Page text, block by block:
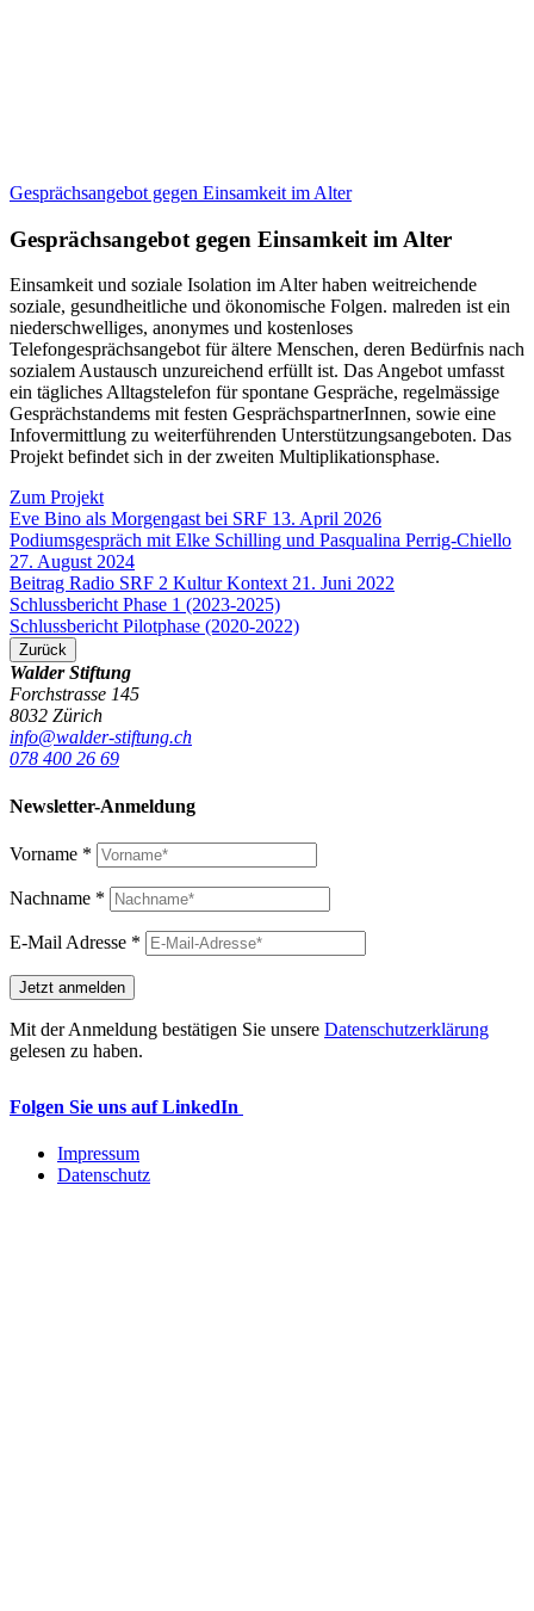
Gesprächsangebot gegen Einsamkeit im Alter
Gesprächsangebot gegen Einsamkeit im Alter
Einsamkeit und soziale Isolation im Alter haben weitreichende
soziale, gesundheitliche und ökonomische Folgen. malreden ist ein
niederschwelliges, anonymes und kostenloses
Telefongesprächsangebot für ältere Menschen, deren Bedürfnis nach
sozialem Austausch unzureichend erfüllt ist. Das Angebot umfasst
ein tägliches Alltagstelefon für spontane Gespräche, regelmässige
Gesprächstandems mit festen GesprächspartnerInnen, sowie eine
Infovermittlung zu weiterführenden Unterstützungsangeboten. Das
Projekt befindet sich in der zweiten Multiplikationsphase.
Zum Projekt
Eve Bino als Morgengast bei SRF 13. April 2026
Podiumsgespräch mit Elke Schilling und Pasqualina Perrig-Chiello
27. August 2024
Beitrag Radio SRF 2 Kultur Kontext 21. Juni 2022
Schlussbericht Phase 1 (2023-2025)
Schlussbericht Pilotphase (2020-2022)
Zurück
Walder Stiftung
Forchstrasse 145
8032 Zürich
info@walder-stiftung.ch
078 400 26 69
Newsletter-Anmeldung
Vorname *
Nachname *
E-Mail Adresse *
Mit der Anmeldung bestätigen Sie unsere Datenschutzerklärung
gelesen zu haben.
Folgen Sie uns auf LinkedIn
Impressum
Datenschutz